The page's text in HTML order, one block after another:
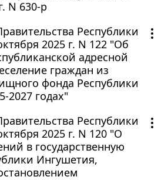
N 630-р
Республики
2025 г. N 122 "Об
адресной
граждан из
фонда Республики
2027 годах"
Республики
2025 г. N 120 "О
в государственную
Ингушетия,